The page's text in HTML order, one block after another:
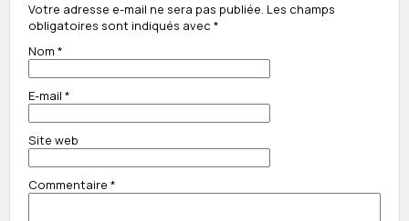
Votre adresse e-mail ne sera pas publiée. Les champs
obligatoires sont indiqués avec *
Nom *
E-mail *
Site web
Commentaire *